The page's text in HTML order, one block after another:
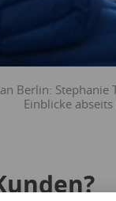
Berlin:
Einblicke